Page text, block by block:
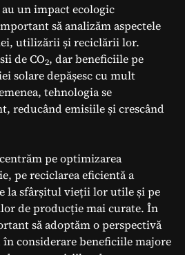
un impact ecologic
să analizăm aspectele
utilizării și reciclării lor.
de CO2, dar beneficiile pe
solare depășesc cu mult
tehnologia se
reducând emisiile și crescând
pe optimizarea
pe reciclarea eficientă a
la sfârșitul vieții lor utile și pe
de producție mai curate. În
să adoptăm o perspectivă
considerare beneficiile majore